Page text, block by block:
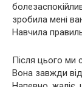
зробила мені
Навчила
Після цього ми
Вона завжди